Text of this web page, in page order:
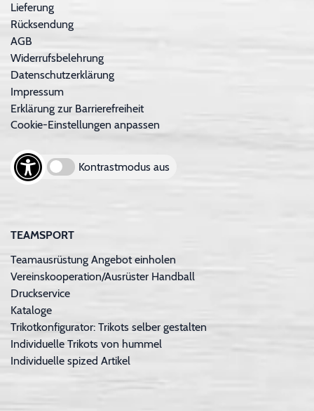
Lieferung
Rücksendung
AGB
Widerrufsbelehrung
Datenschutzerklärung
Impressum
Erklärung zur Barrierefreiheit
Cookie-Einstellungen anpassen
Kontrastmodus aus
TEAMSPORT
Teamausrüstung Angebot einholen
Vereinskooperation/Ausrüster Handball
Druckservice
Kataloge
Trikotkonfigurator: Trikots selber gestalten
Individuelle Trikots von hummel
Individuelle spized Artikel